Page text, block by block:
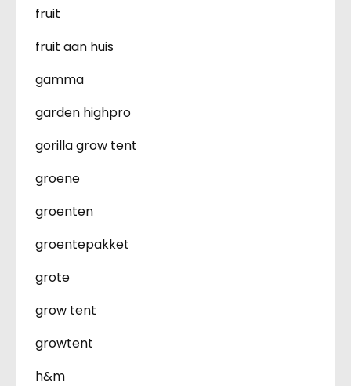
fruit
fruit aan huis
gamma
garden highpro
gorilla grow tent
groene
groenten
groentepakket
grote
grow tent
growtent
h&m